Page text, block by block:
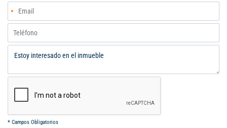
* Campos Obligatorios